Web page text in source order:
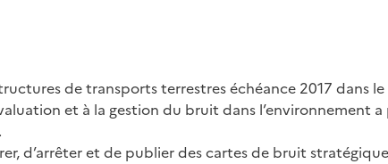
de transports terrestres échéance 2017 dans
et à la gestion du bruit dans l’environnement
d’arrêter et de publier des cartes de bruit